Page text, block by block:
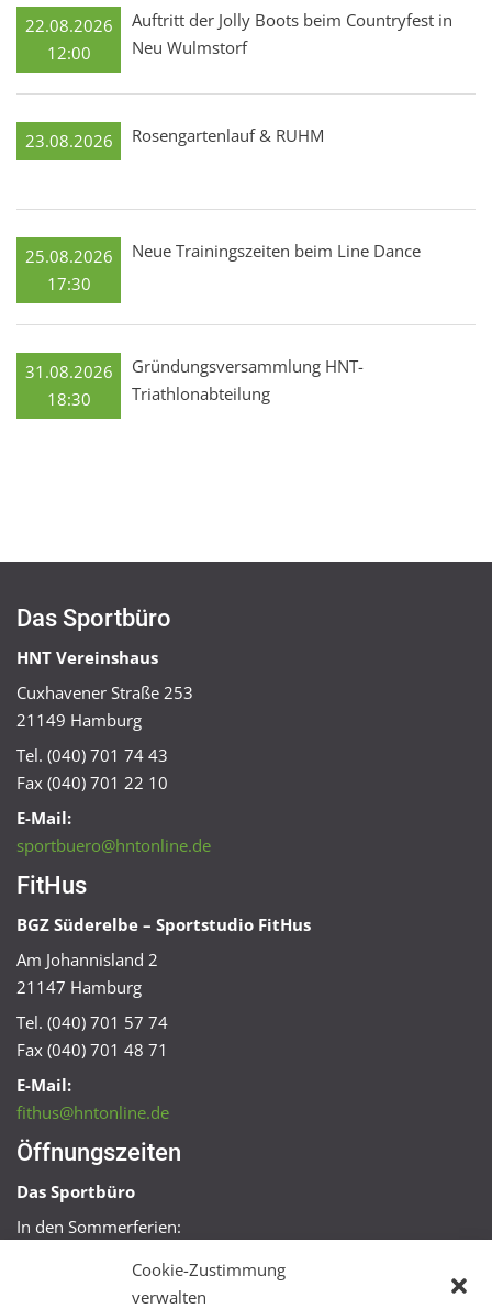
Cookie-Zustimmung
verwalten
22.08.2026
12:00
Auftritt der Jolly Boots beim Countryfest in
Neu Wulmstorf
23.08.2026 Rosengartenlauf & RUHM
25.08.2026
17:30
Neue Trainingszeiten beim Line Dance
31.08.2026
18:30
Gründungsversammlung HNT-
Triathlonabteilung
Das Sportbüro
HNT Vereinshaus
Cuxhavener Straße 253
21149 Hamburg
Tel. (040) 701 74 43
Fax (040) 701 22 10
E-Mail:
sportbuero@hntonline.de
FitHus
BGZ Süderelbe – Sportstudio FitHus
Am Johannisland 2
21147 Hamburg
Tel. (040) 701 57 74
Fax (040) 701 48 71
E-Mail:
fithus@hntonline.de
Öffnungszeiten
Das Sportbüro
In den Sommerferien:
Mo + Mi 16:00 – 18:00 Uhr